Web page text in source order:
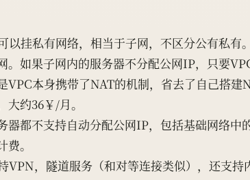
以挂私有网络，相当于子网，不区分公有私有
。如果子网内的服务器不分配公网IP，只要
VPC本身携带了NAT的机制，省去了自己搭建
大约36￥/月。
器都不支持自动分配公网IP，包括基础网络中
。
VPN，隧道服务（和对等连接类似），还支持